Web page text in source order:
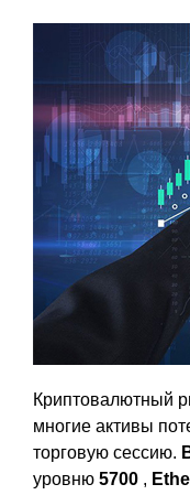
Криптовалютный
многие активы
торговую сессию.
уровню 5700 ,